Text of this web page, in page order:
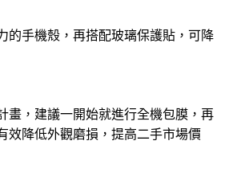
的手機殼，再搭配玻璃保護貼，可降
畫，建議一開始就進行全機包膜，再
效降低外觀磨損，提高二手市場價